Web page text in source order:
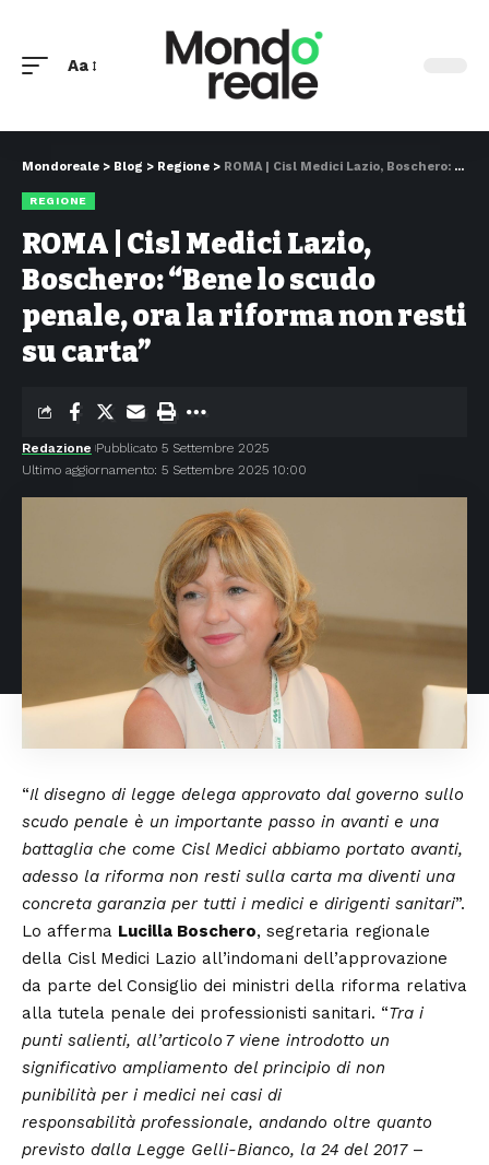
Aa
Mondoreale > Blog > Regione > ROMA | Cisl Medici Lazio, Boschero: “Bene lo scudo penale, ora la riforma non resti su carta”
REGIONE
ROMA | Cisl Medici Lazio,
Boschero: “Bene lo scudo
penale, ora la riforma non resti
su carta”
Ultimo aggiornamento: 5 Settembre 2025 10:00
Redazione Pubblicato 5 Settembre 2025
“Il disegno di legge delega approvato dal governo sullo
scudo penale è un importante passo in avanti e una
battaglia che come Cisl Medici abbiamo portato avanti,
adesso la riforma non resti sulla carta ma diventi una
concreta garanzia per tutti i medici e dirigenti sanitari”.
Lo afferma Lucilla Boschero, segretaria regionale
della Cisl Medici Lazio all’indomani dell’approvazione
da parte del Consiglio dei ministri della riforma relativa
alla tutela penale dei professionisti sanitari. “Tra i
punti salienti, all’articolo 7 viene introdotto un
significativo ampliamento del principio di non
punibilità per i medici nei casi di
responsabilità professionale, andando oltre quanto
previsto dalla Legge Gelli-Bianco, la 24 del 2017–